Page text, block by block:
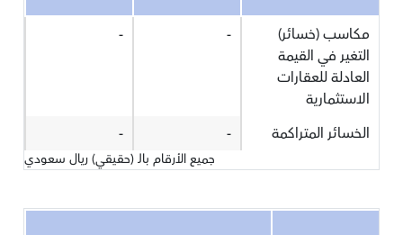
مكاسب (خسائر)
التغير في القيمة
العادلة للعقارات
الاستثمارية
-
-
الخسائر المتراكمة -
-
جميع الأرقام بالـ (حقيقي) ريال سعودي